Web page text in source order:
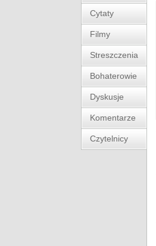
Cytaty
Filmy
Streszczenia
Bohaterowie
Dyskusje
Komentarze
Czytelnicy